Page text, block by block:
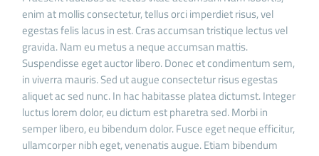
enim at mollis consectetur, tellus orci imperdiet risus, vel
egestas felis lacus in est. Cras accumsan tristique lectus vel
gravida. Nam eu metus a neque accumsan mattis.
Suspendisse eget auctor libero. Donec et condimentum sem,
in viverra mauris. Sed ut augue consectetur risus egestas
aliquet ac sed nunc. In hac habitasse platea dictumst. Integer
luctus lorem dolor, eu dictum est pharetra sed. Morbi in
semper libero, eu bibendum dolor. Fusce eget neque efficitur,
ullamcorper nibh eget, venenatis augue. Etiam bibendum